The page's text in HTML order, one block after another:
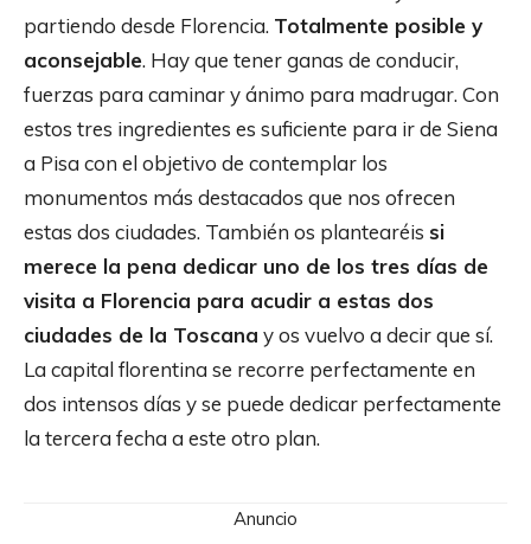
partiendo desde Florencia. Totalmente posible y
aconsejable. Hay que tener ganas de conducir,
fuerzas para caminar y ánimo para madrugar. Con
estos tres ingredientes es suficiente para ir de Siena
a Pisa con el objetivo de contemplar los
monumentos más destacados que nos ofrecen
estas dos ciudades. También os plantearéis si
merece la pena dedicar uno de los tres días de
visita a Florencia para acudir a estas dos
ciudades de la Toscana y os vuelvo a decir que sí.
La capital florentina se recorre perfectamente en
dos intensos días y se puede dedicar perfectamente
la tercera fecha a este otro plan.
Anuncio